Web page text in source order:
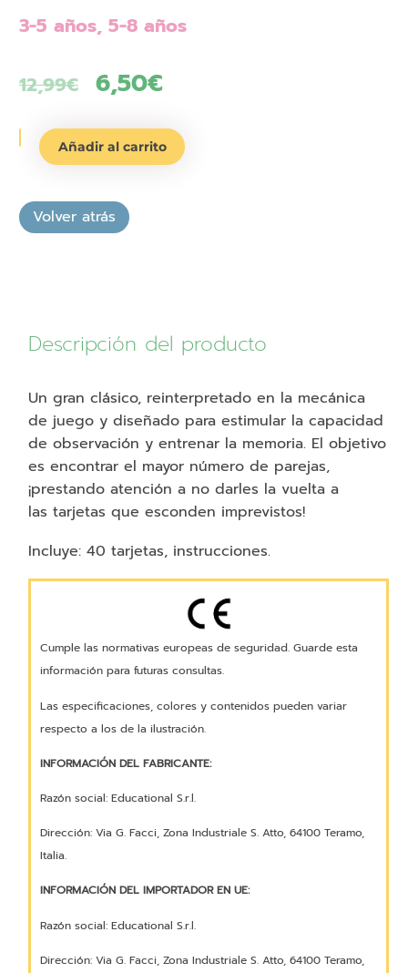
3-5 años, 5-8 años
12,99€
El
original
12,99€.
6,50€
actual
Risky
memo
con
el
Añadir al carrito
Descripción del producto
Un gran clásico, reinterpretado en la mecánica
de juego y diseñado para estimular la capacidad
de observación y entrenar la memoria. El objetivo
es encontrar el mayor número de parejas,
¡prestando atención a no darles la vuelta a
las tarjetas que esconden imprevistos!
Incluye: 40 tarjetas, instrucciones.
Cumple las normativas europeas de seguridad. Guarde esta
información para futuras consultas.
Las especificaciones, colores y contenidos pueden variar
respecto a los de la ilustración.
INFORMACIÓN DEL FABRICANTE:
Razón social: Educational S.r.l.
Dirección: Via G. Facci, Zona Industriale S. Atto, 64100 Teramo,
Italia.
INFORMACIÓN DEL IMPORTADOR EN UE:
Razón social: Educational S.r.l.
Dirección: Via G. Facci, Zona Industriale S. Atto, 64100 Teramo,